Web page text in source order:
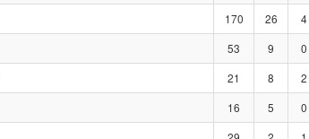
170 26 4
53 9 0
21 8 2
16 5 0